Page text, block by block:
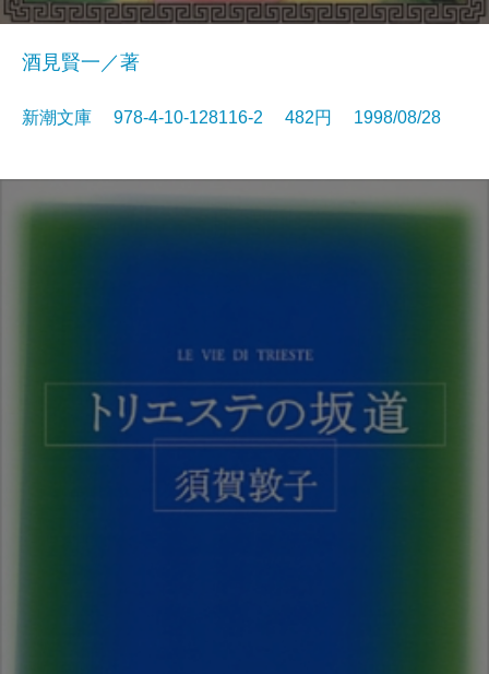
酒見賢一／著
新潮文庫 978-4-10-128116-2 482円 1998/08/28